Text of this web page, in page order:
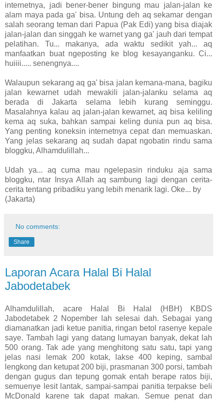
internetnya, jadi bener-bener bingung mau jalan-jalan ke
alam maya pada ga' bisa. Untung deh aq sekamar dengan
salah seorang teman dari Papua (Pak Edi) yang bisa diajak
jalan-jalan dan singgah ke warnet yang ga' jauh dari tempat
pelatihan. Tu... makanya, ada waktu sedikit yah... aq
manfaatkan buat ngeposting ke blog kesayanganku. Ci...
huiiii..... senengnya....
Walaupun sekarang aq ga' bisa jalan kemana-mana, bagiku
jalan kewarnet udah mewakili jalan-jalanku selama aq
berada di Jakarta selama lebih kurang seminggu.
Masalahnya kalau aq jalan-jalan kewarnet, aq bisa keliling
kema aq suka, bahkan sampai keling dunia pun aq bisa.
Yang penting koneksin internetnya cepat dan memuaskan.
Yang jelas sekarang aq sudah dapat ngobatin rindu sama
bloggku, Alhamdulillah...
Udah ya... aq cuma mau ngelepasin rinduku aja sama
bloggku, ntar Insya Allah aq sambung lagi dengan cerita-
cerita tentang pribadiku yang lebih menarik lagi. Oke... by
(Jakarta)
No comments:
Share
Laporan Acara Halal Bi Halal
Jabodetabek
Alhamdulillah, acare Halal Bi Halal (HBH) KBDS
Jabodetabek 2 Nopember lah selesai dah. Sebagai yang
diamanatkan jadi ketue panitia, ringan betol rasenye kepale
saye. Tambah lagi yang datang lumayan banyak, dekat lah
500 orang. Tak ade yang menghitong satu satu, tapi yang
jelas nasi lemak 200 kotak, lakse 400 keping, sambal
lengkong dan ketupat 200 biji, prasmanan 300 porsi, tambah
dengan gugus dan tepung gomak entah berape ratos biji,
semuenye lesit lantak, sampai-sampai panitia terpakse beli
McDonald karene tak dapat makan. Semue penat dan